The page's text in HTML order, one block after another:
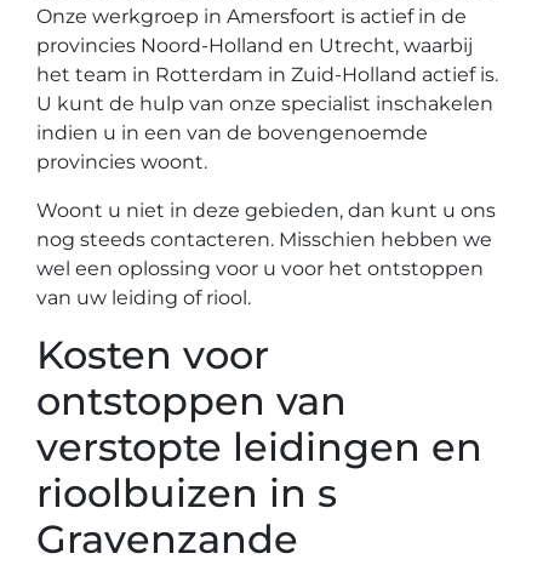
Onze werkgroep in Amersfoort is actief in de
provincies Noord-Holland en Utrecht, waarbij
het team in Rotterdam in Zuid-Holland actief is.
U kunt de hulp van onze specialist inschakelen
indien u in een van de bovengenoemde
provincies woont.
Woont u niet in deze gebieden, dan kunt u ons
nog steeds contacteren. Misschien hebben we
wel een oplossing voor u voor het ontstoppen
van uw leiding of riool.
Kosten voor
ontstoppen van
verstopte leidingen en
rioolbuizen in s
Gravenzande